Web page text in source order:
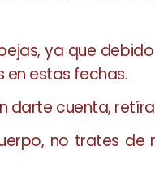
ya que
estas fechas.
darte cuenta,
no trates de